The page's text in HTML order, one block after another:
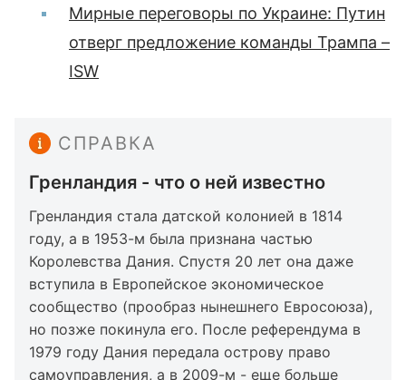
Мирные переговоры по Украине: Путин
отверг предложение команды Трампа –
ISW
СПРАВКА
Гренландия - что о ней известно
Гренландия стала датской колонией в 1814
году, а в 1953-м была признана частью
Королевства Дания. Спустя 20 лет она даже
вступила в Европейское экономическое
сообщество (прообраз нынешнего Евросоюза),
но позже покинула его. После референдума в
1979 году Дания передала острову право
самоуправления, а в 2009-м - еще больше